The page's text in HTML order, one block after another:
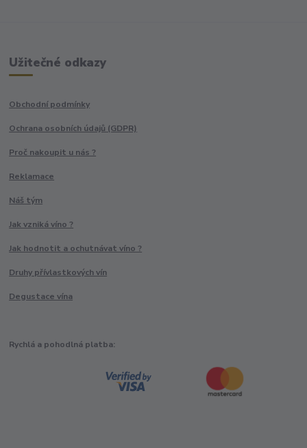
Užitečné odkazy
Obchodní podmínky
Ochrana osobních údajů (GDPR)
Proč nakoupit u nás ?
Reklamace
Náš tým
Jak vzniká víno ?
Jak hodnotit a ochutnávat víno ?
Druhy přívlastkových vín
Degustace vína
Rychlá a pohodlná platba: